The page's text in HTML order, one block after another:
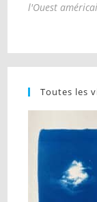
l'Ouest
Toutes les